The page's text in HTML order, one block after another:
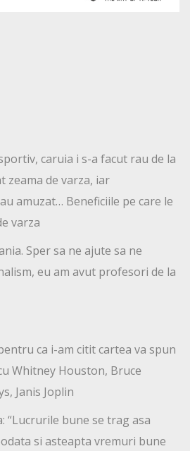
caruia i s-a facut rau de la
zeama de varza, iar
amuzat… Beneficiile pe care le
varza
Sper sa ne ajute sa ne
eu am avut profesori de la
ca i-am citit cartea va spun
Whitney Houston, Bruce
Janis Joplin
“Lucrurile bune se trag asa
si asteapta vremuri bune